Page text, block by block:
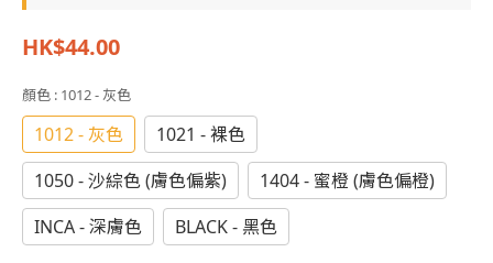
HK$44.00
顏色 : 1012 - 灰色
1012 - 灰色
1021 - 裸色
1050 - 沙綜色 (膚色偏紫)
1404 - 蜜橙 (膚色偏橙)
INCA - 深膚色
BLACK - 黑色